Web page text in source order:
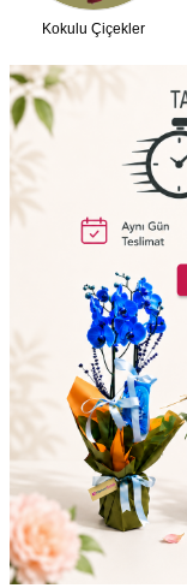
Kokulu Çiçekler
İletişim
KVK
Ödeme
testt